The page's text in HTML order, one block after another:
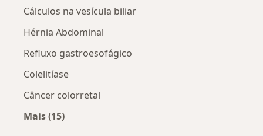
Cálculos na vesícula biliar
Hérnia Abdominal
Refluxo gastroesofágico
Colelitíase
Câncer colorretal
Mais (15)